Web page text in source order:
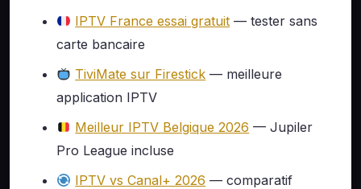
IPTV France essai gratuit — tester sans
carte bancaire
TiviMate sur Firestick — meilleure
application IPTV
Meilleur IPTV Belgique 2026 — Jupiler
Pro League incluse
IPTV vs Canal+ 2026 — comparatif